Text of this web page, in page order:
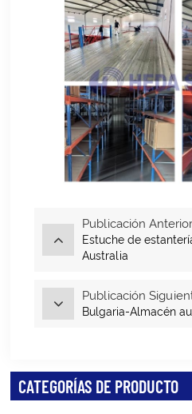
Publicación Anterior
Estuche de
Australia
Publicación
Bulgaria-Almacén
CATEGORÍAS DE PRODUCTO